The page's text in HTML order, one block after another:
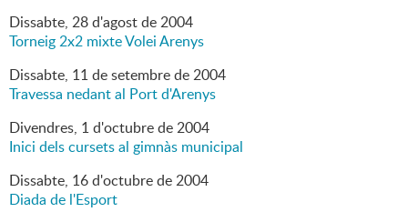
Dissabte, 28d'agostde2004
Torneig 2x2 mixte Volei Arenys
Dissabte, 11desetembrede2004
Travessa nedant al Port d'Arenys
Divendres, 1d'octubrede2004
Inici dels cursets al gimnàs municipal
Dissabte, 16d'octubrede2004
Diada de l'Esport